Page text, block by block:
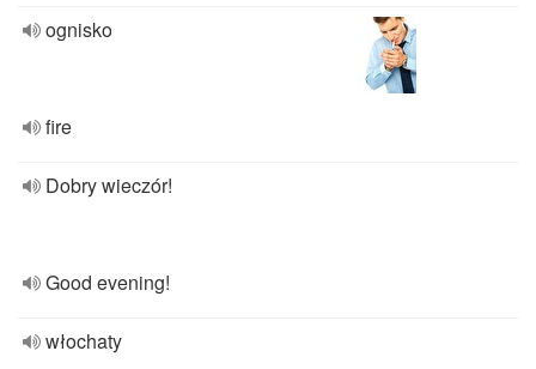
ognisko
fire
Dobry wieczór!
Good evening!
włochaty